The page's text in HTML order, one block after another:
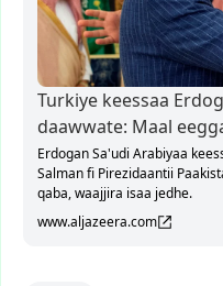
Turkiye keessaa
daawwate: Maal
Erdogan Sa'udi Arabiyaa
Salman fi Pirezidaantii
qaba, waajjira isaa jedhe.
www.aljazeera.com